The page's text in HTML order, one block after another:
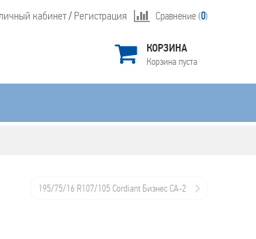
Сравнение (0)
кабинет/ Регистрация
КОРЗИНА
Корзина пуста
195/75/16 R107/105 Cordiant Бизнес CA-2